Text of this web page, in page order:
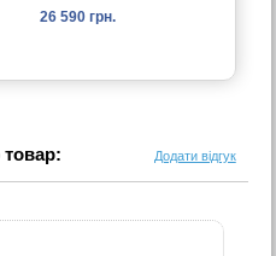
26 590 грн.
товар: Додати відгук